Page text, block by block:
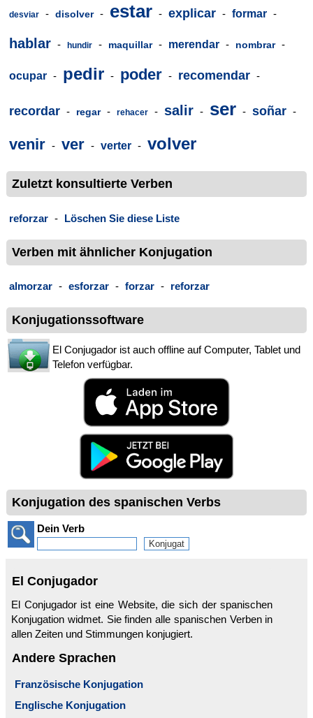
desviar - disolver - estar - explicar - formar -
hablar - hundir - maquillar - merendar - nombrar -
ocupar - pedir - poder - recomendar -
recordar - regar - rehacer - salir - ser - soñar -
venir - ver - verter - volver
Zuletzt konsultierte Verben
reforzar - Löschen Sie diese Liste
Verben mit ähnlicher Konjugation
almorzar - esforzar - forzar - reforzar
Konjugationssoftware
El Conjugador ist auch offline auf Computer, Tablet und
Telefon verfügbar.
Konjugation des spanischen Verbs
Dein Verb
El Conjugador
El Conjugador ist eine Website, die sich der spanischen
Konjugation widmet. Sie finden alle spanischen Verben in
allen Zeiten und Stimmungen konjugiert.
Andere Sprachen
Französische Konjugation
Englische Konjugation